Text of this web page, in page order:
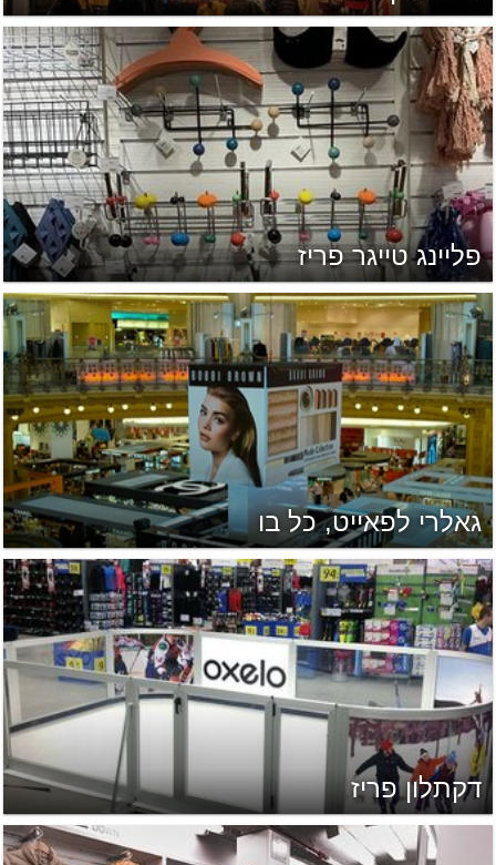
פליינג טייגר פריז
גאלרי לפאייט, כל בו
דקתלון פריז